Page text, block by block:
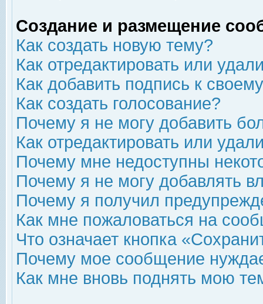
Создание и размещение
Как создать новую тему?
Как отредактировать или
Как добавить подпись к
Как создать голосование?
Почему я не могу добавить
Как отредактировать или
Почему мне недоступны
Почему я не могу добавлять
Почему я получил
Как мне пожаловаться на
Что означает кнопка
Почему мое сообщение
Как мне вновь поднять мою